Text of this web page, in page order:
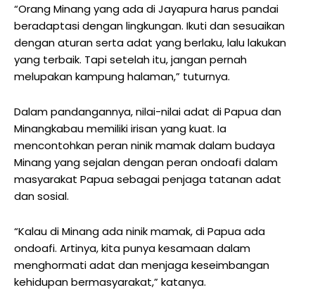
“Orang Minang yang ada di Jayapura harus pandai
beradaptasi dengan lingkungan. Ikuti dan sesuaikan
dengan aturan serta adat yang berlaku, lalu lakukan
yang terbaik. Tapi setelah itu, jangan pernah
melupakan kampung halaman,” tuturnya.
Dalam pandangannya, nilai-nilai adat di Papua dan
Minangkabau memiliki irisan yang kuat. Ia
mencontohkan peran ninik mamak dalam budaya
Minang yang sejalan dengan peran ondoafi dalam
masyarakat Papua sebagai penjaga tatanan adat
dan sosial.
“Kalau di Minang ada ninik mamak, di Papua ada
ondoafi. Artinya, kita punya kesamaan dalam
menghormati adat dan menjaga keseimbangan
kehidupan bermasyarakat,” katanya.